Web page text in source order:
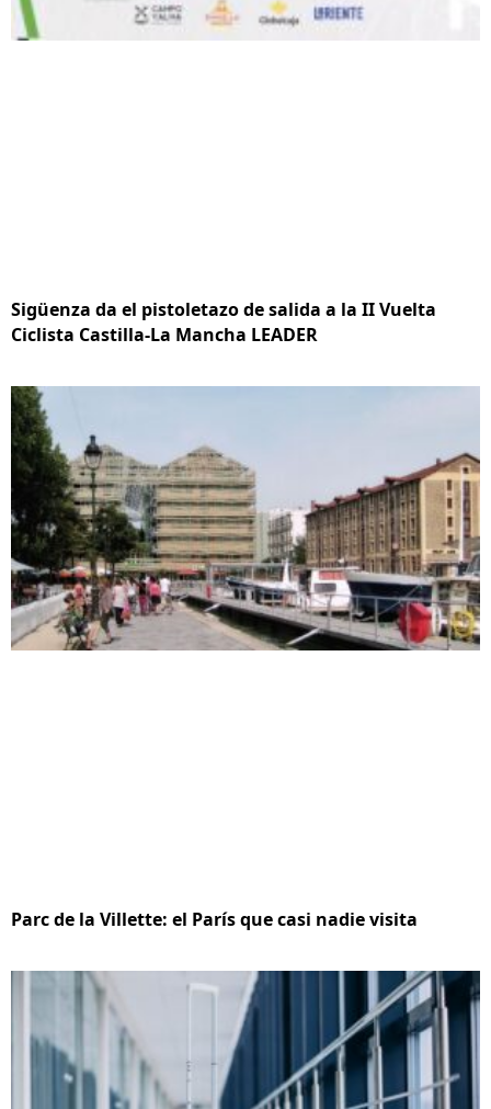
Sigüenza da el pistoletazo de salida a la II Vuelta
Ciclista Castilla-La Mancha LEADER
Parc de la Villette: el París que casi nadie visita